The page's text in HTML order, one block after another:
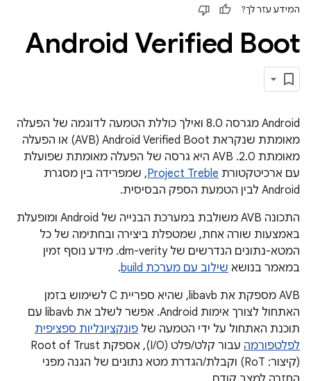
המידע עזר לך?
Android Verified Boot
‫Android מגרסה 8.0 ואילך כוללת הטמעה לדוגמה של הפעלה
מאומתת שנקראת Android Verified Boot‏ (AVB) או הפעלה
מאומתת 2.0. ‫AVB היא גרסה של הפעלה מאומתת שפועלת
עם ארכיטקטורת Project Treble, שמפרידה בין מסגרת
Android לבין הטמעת הספק הבסיסית.
התכונה AVB משולבת במערכת הבנייה של Android ומופעלת
באמצעות שורה אחת, שמטפלת ביצירה ובחתימה של כל
המטא-נתונים הנדרשים של dm-verity. מידע נוסף זמין
במאמר בנושא שילוב עם מערכת build
.
‫AVB מספקת את libavb, שהיא ספריית C לשימוש בזמן
האתחול לצורך אימות Android. אפשר לשלב את libavb עם
תוכנת האתחול על ידי הטמעה של פונקציונליות ספציפית
לפלטפורמה
עבור קלט/פלט (I/O), אספקת Root of Trust
(קיצור: RoT) וקבלת/הגדרת מטא נתונים של הגנה מפני